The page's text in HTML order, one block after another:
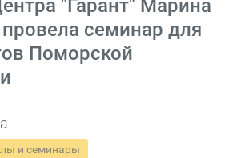
"Гарант" Марина
семинар для
Поморской
и семинары